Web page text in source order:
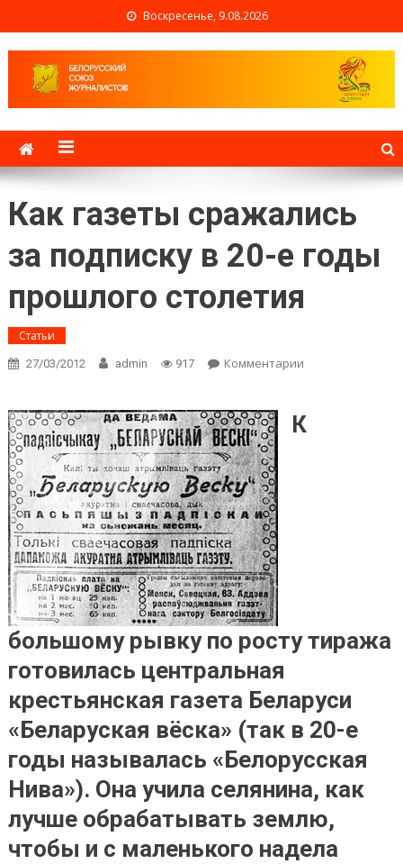
Воскресенье, 9.08.2026
Белорусский союз
журналистов
Как газеты сражались
за подписку в 20-е годы
прошлого столетия
Статьи
27/03/2012 admin 917 Комментарии
подписку в
20-е годы
К
большому рывку по росту тиража
готовилась центральная
крестьянская газета Беларуси
«Беларуская вёска» (так в 20-е
годы называлась «Белорусская
Нива»). Она учила селянина, как
лучше обрабатывать землю,
чтобы и с маленького надела